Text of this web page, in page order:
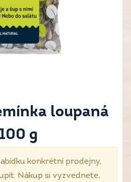
loupaná
100 g
konkrétní prodejny,
Nákup si vyzvednete,